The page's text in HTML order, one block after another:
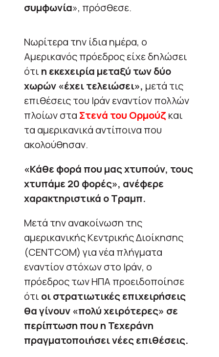
συμφωνία», πρόσθεσε.
Νωρίτερα την ίδια ημέρα, ο
Αμερικανός πρόεδρος είχε δηλώσει
ότι η εκεχειρία μεταξύ των δύο
χωρών «έχει τελειώσει», μετά τις
επιθέσεις του Ιράν εναντίον πολλών
πλοίων στα Στενά του Ορμούζ και
τα αμερικανικά αντίποινα που
ακολούθησαν.
«Κάθε φορά που μας χτυπούν, τους
χτυπάμε 20 φορές», ανέφερε
χαρακτηριστικά ο Τραμπ.
Μετά την ανακοίνωση της
αμερικανικής Κεντρικής Διοίκησης
(CENTCOM) για νέα πλήγματα
εναντίον στόχων στο Ιράν, ο
πρόεδρος των ΗΠΑ προειδοποίησε
ότι οι στρατιωτικές επιχειρήσεις
θα γίνουν «πολύ χειρότερες» σε
περίπτωση που η Τεχεράνη
πραγματοποιήσει νέες επιθέσεις.